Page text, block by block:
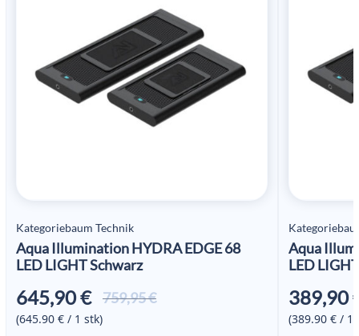
Kategoriebaum Technik
Aqua Illumination HYDRA EDGE 68
LED LIGHT Schwarz
759,95€Ursprünglicher
645,90€
Aktueller
(645.90 € / 1 stk)
Aqua
LED
389,90
(389.90 € / 1